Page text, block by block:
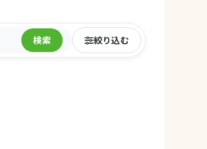
検索 絞り込む